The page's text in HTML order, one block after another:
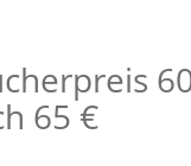
65 €